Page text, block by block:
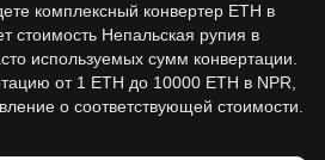
комплексный конвертер ETH в
стоимость Непальская рупия в
используемых сумм конвертации.
от 1 ETH до 10000 ETH в NPR,
о соответствующей стоимости.